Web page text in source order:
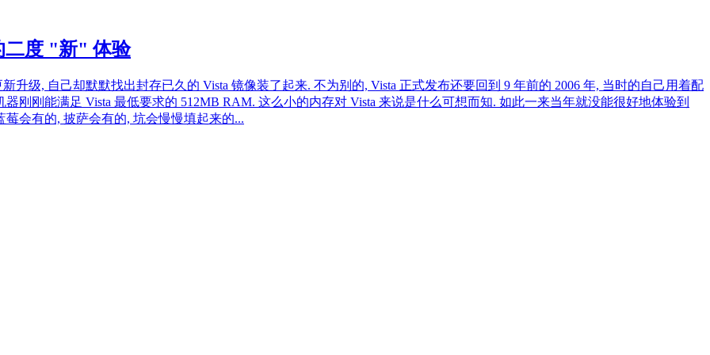
二度 "新" 体验
升级, 自己却默默找出封存已久的 Vista 镜像装了起来. 不为别的, Vista 正式发布还要回到 9 年前的 2006 年, 当时的自己用着配
刚刚能满足 Vista 最低要求的 512MB RAM. 这么小的内存对 Vista 来说是什么可想而知. 如此一来当年就没能很好地体验到
莓会有的, 披萨会有的, 坑会慢慢填起来的...